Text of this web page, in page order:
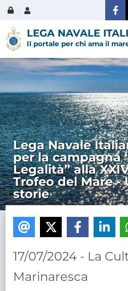
LEGA NAVALE
Il portale per chi ama il
Lega Navale
per la campagna
Legalità” alla
Trofeo del Mare -
storie
17/07/2024 - La
Marinaresca
Menù
HOME
CHI
LA